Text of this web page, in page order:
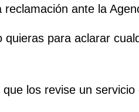
ante la
para aclarar
los revise un